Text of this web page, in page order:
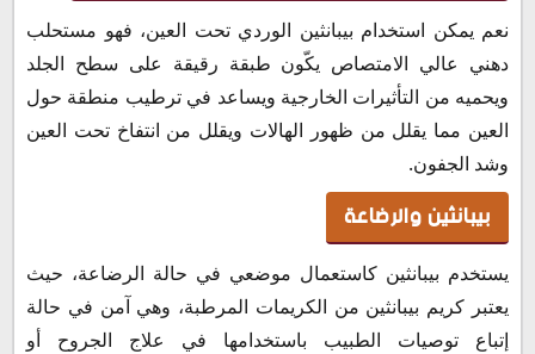
نعم يمكن استخدام بيبانثين الوردي تحت العين، فهو مستحلب
دهني عالي الامتصاص يكّون طبقة رقيقة على سطح الجلد
ويحميه من التأثيرات الخارجية ويساعد في ترطيب منطقة حول
العين مما يقلل من ظهور الهالات ويقلل من انتفاخ تحت العين
وشد الجفون.
بيبانثين والرضاعة
يستخدم بيبانثين كاستعمال موضعي في حالة الرضاعة، حيث
يعتبر كريم بيبانثين من الكريمات المرطبة، وهي آمن في حالة
إتباع توصيات الطبيب باستخدامها في علاج الجروح أو